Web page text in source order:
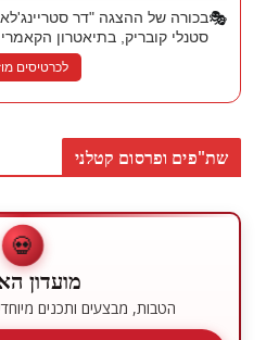
🎭בכורה של ההצגה "דר
סטנלי קובריק, בתיאטרון הקאמרי
לכרטיסים
שת"פים ופרסום קטלני
💀
מועדון
הטבות, מבצעים ותכנים